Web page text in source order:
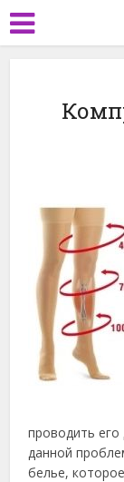
проводить
данной
белье,